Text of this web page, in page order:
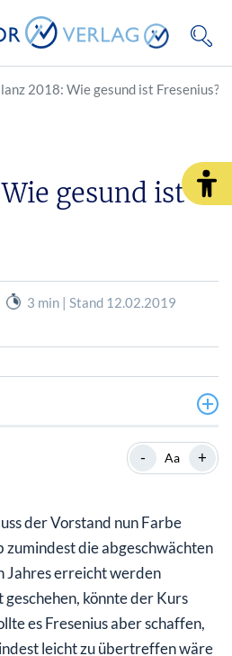
2018: Wie gesund ist Fresenius?
gesund ist
3 min | Stand 12.02.2019
verschnupft
Beteiligung leicht zurück
entlastet den künftigen
- Aa +
der Vorstand nun Farbe
zumindest die abgeschwächten
Jahres erreicht werden
geschehen, könnte der Kurs
es Fresenius aber schaffen,
leicht zu übertreffen wäre